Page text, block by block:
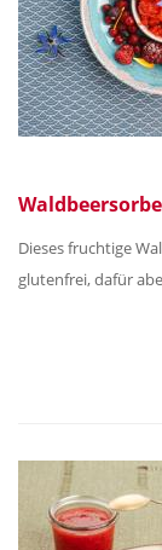
Dieses fruchtige
glutenfrei, dafür